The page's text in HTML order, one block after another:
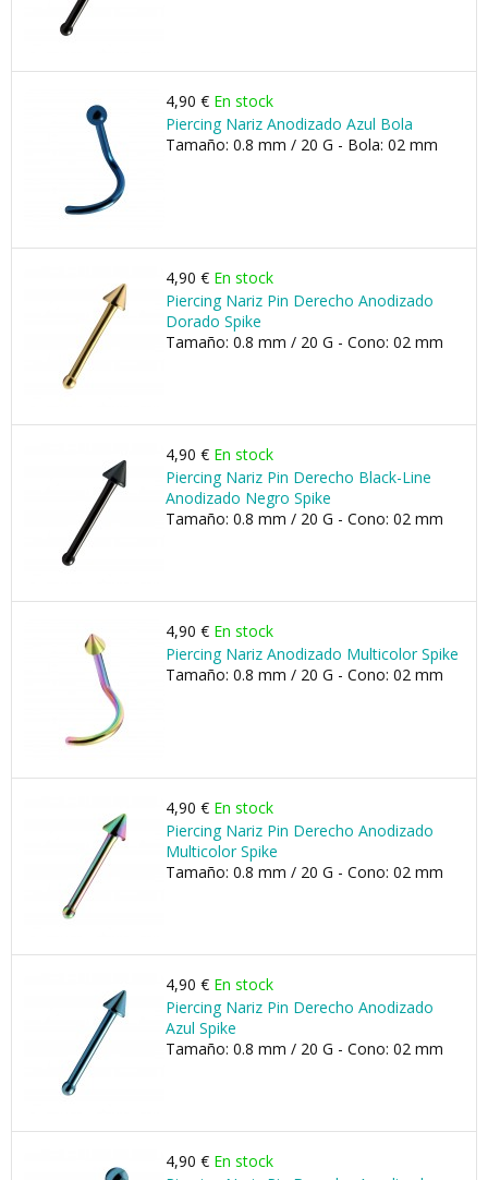
4,90 € En stock
Piercing Nariz Anodizado Azul Bola
Tamaño: 0.8 mm / 20 G - Bola: 02 mm
4,90 € En stock
Piercing Nariz Pin Derecho Anodizado
Dorado Spike
Tamaño: 0.8 mm / 20 G - Cono: 02 mm
4,90 € En stock
Piercing Nariz Pin Derecho Black-Line
Anodizado Negro Spike
Tamaño: 0.8 mm / 20 G - Cono: 02 mm
4,90 € En stock
Piercing Nariz Anodizado Multicolor Spike
Tamaño: 0.8 mm / 20 G - Cono: 02 mm
4,90 € En stock
Piercing Nariz Pin Derecho Anodizado
Multicolor Spike
Tamaño: 0.8 mm / 20 G - Cono: 02 mm
4,90 € En stock
Piercing Nariz Pin Derecho Anodizado
Azul Spike
Tamaño: 0.8 mm / 20 G - Cono: 02 mm
4,90 € En stock